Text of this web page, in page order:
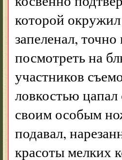
которой
запеленал,
посмотреть на
участников
ловкостью
своим особым
подавал,
красоты мелких